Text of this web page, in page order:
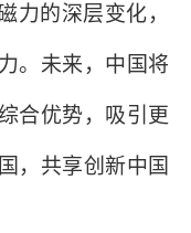
力的深层变化，
。未来，中国将
合优势，吸引更
，共享创新中国